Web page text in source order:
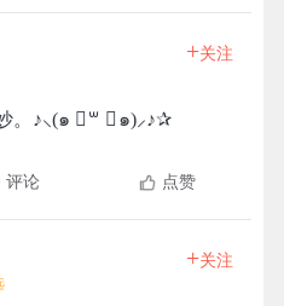
+关注
。♪⸜(๑ ॑꒳ ॑๑)⸝♪✰
评论 点赞
+关注